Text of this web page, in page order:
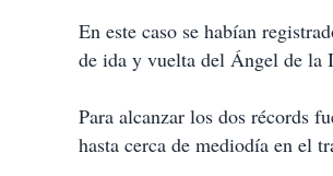
En este caso se habían
de ida y vuelta del Ángel de la
Para alcanzar los dos récords
hasta cerca de mediodía en el